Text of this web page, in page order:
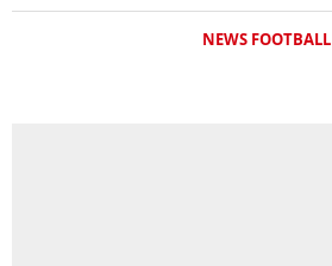
NEWS FOOTBALL